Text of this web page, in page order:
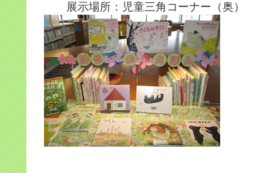
展示場所：児童三角コーナー（奥）